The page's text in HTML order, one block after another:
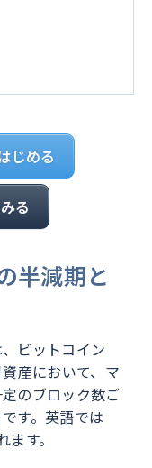
じめる
る
半減期と
ビットコイン
産において、マ
のブロック数ご
す。英語では
ます。